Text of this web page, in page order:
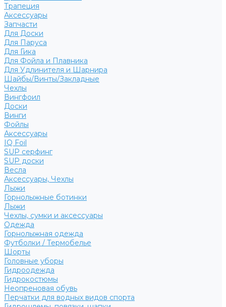
Трапеция
Аксессуары
Запчасти
Для Доски
Для Паруса
Для Гика
Для Фойла и Плавника
Для Удлинителя и Шарнира
Шайбы/Винты/Закладные
Чехлы
Вингфоил
Доски
Винги
Фойлы
Аксессуары
IQ Foil
SUP серфинг
SUP доски
Весла
Аксессуары, Чехлы
Лыжи
Горнолыжные ботинки
Лыжи
Чехлы, сумки и аксессуары
Одежда
Горнолыжная одежда
Футболки / Термобелье
Шорты
Головные уборы
Гидроодежда
Гидрокостюмы
Неопреновая обувь
Перчатки для водных видов спорта